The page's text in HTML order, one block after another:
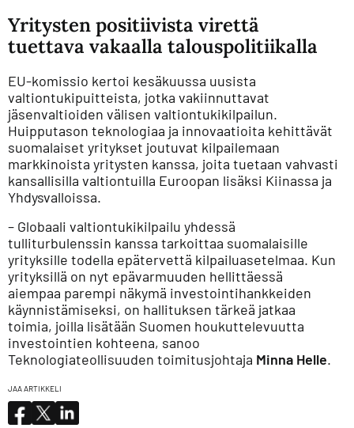
Yritysten positiivista virettä
tuettava vakaalla talouspolitiikalla
EU-komissio kertoi kesäkuussa uusista
valtiontukipuitteista, jotka vakiinnuttavat
jäsenvaltioiden välisen valtiontukikilpailun.
Huipputason teknologiaa ja innovaatioita kehittävät
suomalaiset yritykset joutuvat kilpailemaan
markkinoista yritysten kanssa, joita tuetaan vahvasti
kansallisilla valtiontuilla Euroopan lisäksi Kiinassa ja
Yhdysvalloissa.
– Globaali valtiontukikilpailu yhdessä
tulliturbulenssin kanssa tarkoittaa suomalaisille
yrityksille todella epätervettä kilpailuasetelmaa. Kun
yrityksillä on nyt epävarmuuden hellittäessä
aiempaa parempi näkymä investointihankkeiden
käynnistämiseksi, on hallituksen tärkeä jatkaa
toimia, joilla lisätään Suomen houkuttelevuutta
investointien kohteena, sanoo
Teknologiateollisuuden toimitusjohtaja Minna Helle.
JAA ARTIKKELI